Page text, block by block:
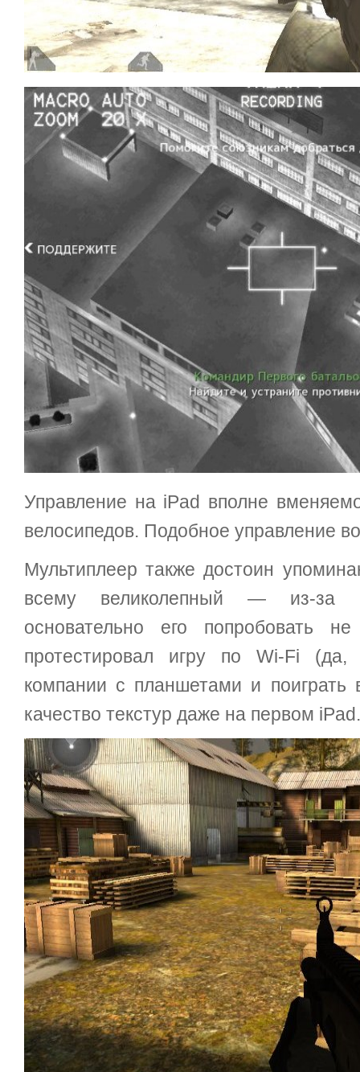
Управление на iPad вполне
велосипедов. Подобное управление
Мультиплеер также достоин
всему великолепный — из-за
основательно его попробовать
протестировал игру по Wi-Fi
компании с планшетами и поиграть
качество текстур даже на первом iPad.